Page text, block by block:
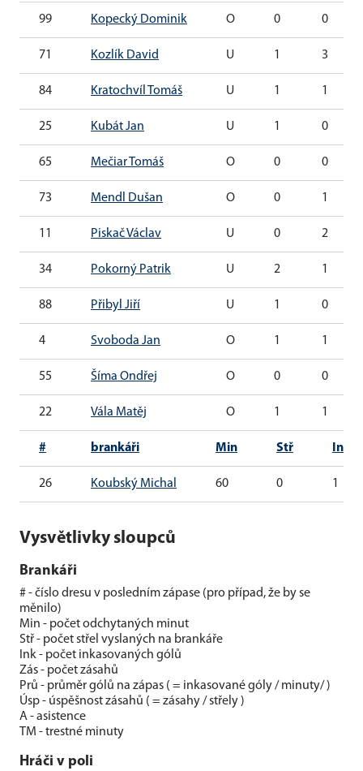
99 Kopecký Dominik O 0 0
71 Kozlík David U 1 3
84 Kratochvíl Tomáš U 1 1
25 Kubát Jan U 1 0
65 Mečiar Tomáš O 0 0
73 Mendl Dušan O 0 1
11 Piskač Václav U 0 2
34 Pokorný Patrik U 2 1
88 Přibyl Jiří U 1 0
4 Svoboda Jan O 1 1
55 Šíma Ondřej O 0 0
22 Vála Matěj O 1 1
# brankáři Min Stř Ink
26 Koubský Michal 60 0 1
Vysvětlivky sloupců
Brankáři
# - číslo dresu v posledním zápase (pro případ, že by se
měnilo)
Min - počet odchytaných minut
Stř - počet střel vyslaných na brankáře
Ink - počet inkasovaných gólů
Zás - počet zásahů
Prů - průměr gólů na zápas ( = inkasované góly / minuty/ )
Úsp - úspěšnost zásahů ( = zásahy / střely )
A - asistence
TM - trestné minuty
Hráči v poli